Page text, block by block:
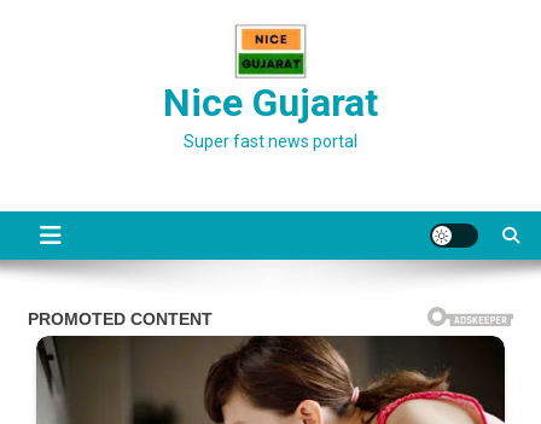
Nice Gujarat
Super fast news portal